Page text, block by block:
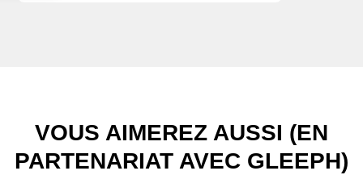
VOUS AIMEREZ AUSSI (EN
PARTENARIAT AVEC GLEEPH)